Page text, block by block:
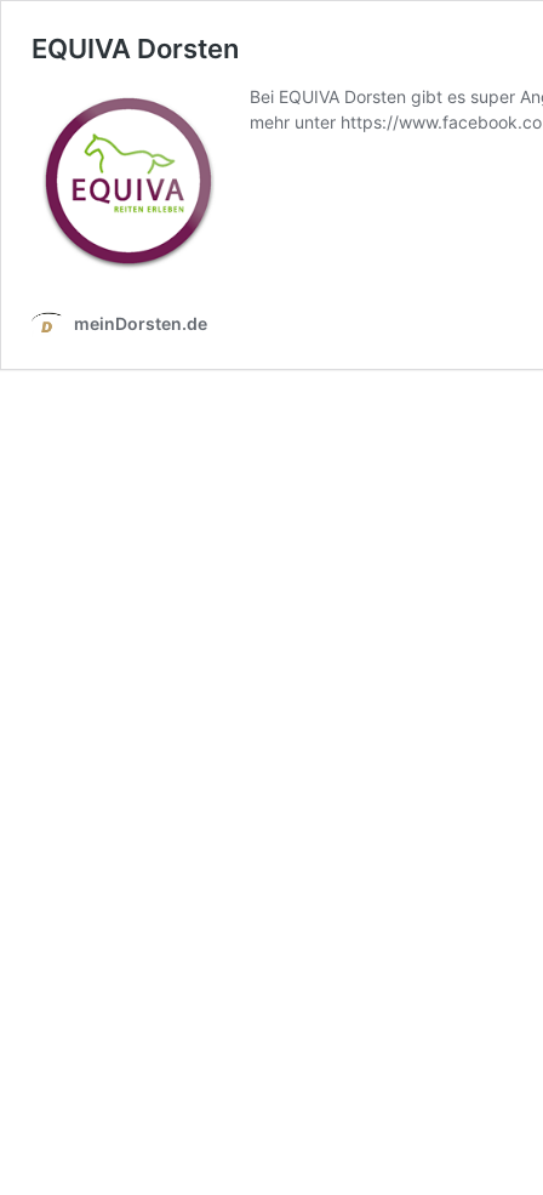
EQUIVA Dorsten
Bei EQUIVA Dorsten gibt es super
mehr unter https://
meinDorsten.de